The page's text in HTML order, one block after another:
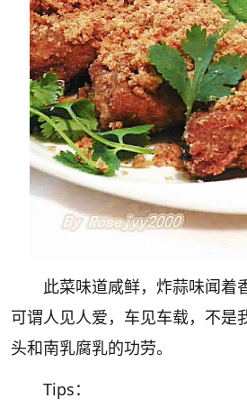
此菜味道咸鲜，炸蒜味闻着
可谓人见人爱，车见车载，不是
头和南乳腐乳的功劳。
Tips：